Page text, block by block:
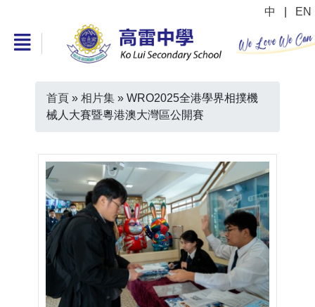
中 EN
首頁 » 相片集 » WRO2025全港學界相撲機
械人大賽暨粵港澳大灣區公開賽